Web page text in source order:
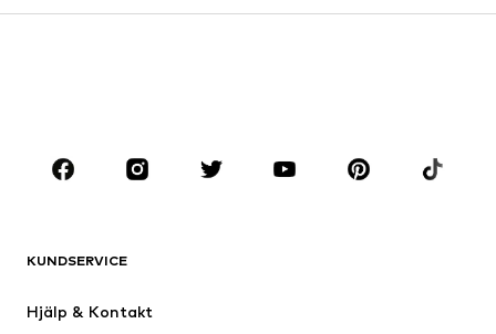
Kjolar
Blusar & tunikor
Premium
Nytt
KUNDSERVICE
Hjälp & Kontakt